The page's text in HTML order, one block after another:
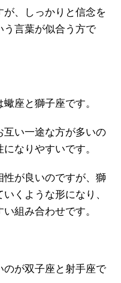
、しっかりと信念を
う言葉が似合う方で
座と獅子座です。
い一途な方が多いの
なりやすいです。
が良いのですが、獅
くような形になり、
組み合わせです。
のが双子座と射手座で